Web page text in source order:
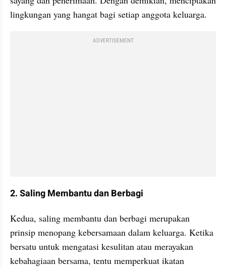
lingkungan yang hangat bagi setiap anggota keluarga.
ADVERTISEMENT
2. Saling Membantu dan Berbagi
Kedua, saling membantu dan berbagi merupakan
prinsip menopang kebersamaan dalam keluarga. Ketika
bersatu untuk mengatasi kesulitan atau merayakan
kebahagiaan bersama, tentu memperkuat ikatan